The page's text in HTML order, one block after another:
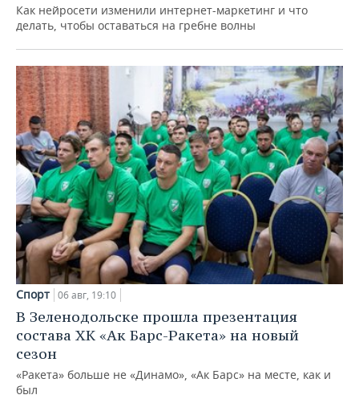
Как нейросети изменили интернет-маркетинг и что
делать, чтобы оставаться на гребне волны
Спорт 06 авг, 19:10
В Зеленодольске прошла презентация
состава ХК «Ак Барс-Ракета» на новый
сезон
«Ракета» больше не «Динамо», «Ак Барс» на месте, как и
был